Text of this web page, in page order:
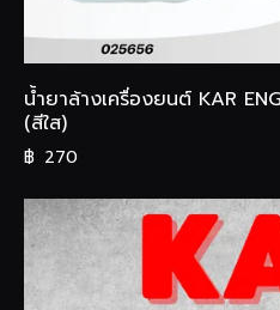
น้ำยาล้างเครื่องยนต์ KAR
(สีใส)
฿ 270